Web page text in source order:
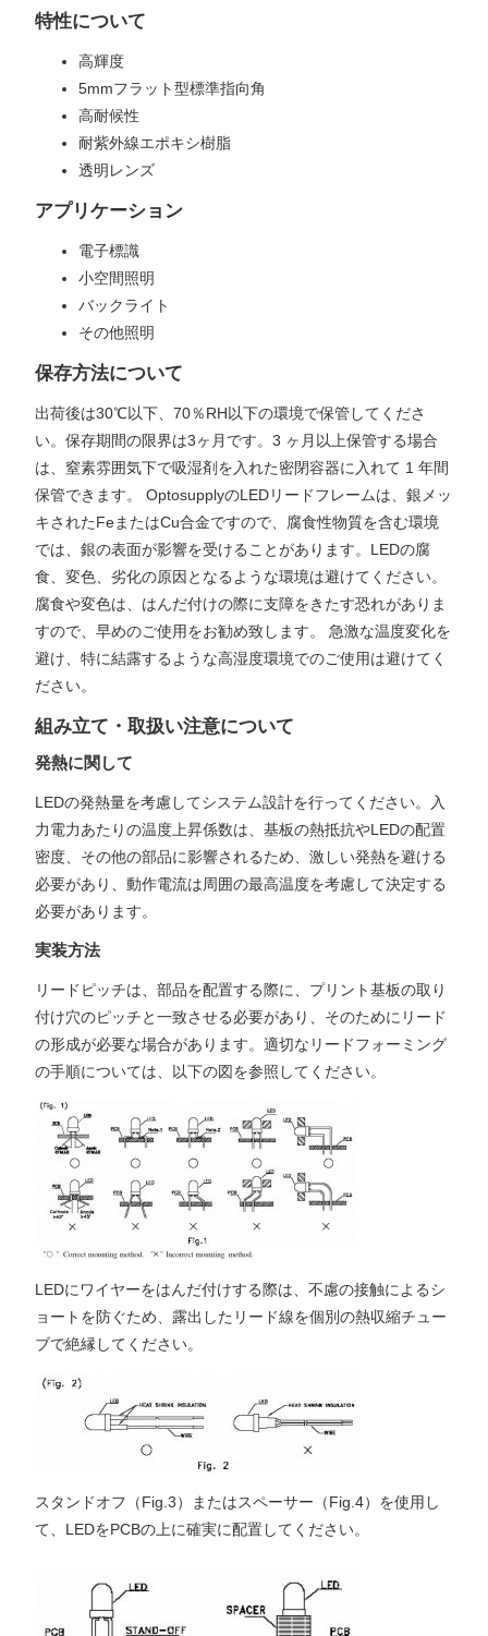
特性について
高輝度
5mmフラット型標準指向角
高耐候性
耐紫外線エポキシ樹脂
透明レンズ
アプリケーション
電子標識
小空間照明
バックライト
その他照明
保存方法について
出荷後は30℃以下、70％RH以下の環境で保管してくださ
い。保存期間の限界は3ヶ月です。3 ヶ月以上保管する場合
は、窒素雰囲気下で吸湿剤を入れた密閉容器に入れて 1 年間
保管できます。 OptosupplyのLEDリードフレームは、銀メッ
キされたFeまたはCu合金ですので、腐食性物質を含む環境
では、銀の表面が影響を受けることがあります。LEDの腐
食、変色、劣化の原因となるような環境は避けてください。
腐食や変色は、はんだ付けの際に支障をきたす恐れがありま
すので、早めのご使用をお勧め致します。 急激な温度変化を
避け、特に結露するような高湿度環境でのご使用は避けてく
ださい。
組み立て・取扱い注意について
発熱に関して
LEDの発熱量を考慮してシステム設計を行ってください。入
力電力あたりの温度上昇係数は、基板の熱抵抗やLEDの配置
密度、その他の部品に影響されるため、激しい発熱を避ける
必要があり、動作電流は周囲の最高温度を考慮して決定する
必要があります。
実装方法
リードピッチは、部品を配置する際に、プリント基板の取り
付け穴のピッチと一致させる必要があり、そのためにリード
の形成が必要な場合があります。適切なリードフォーミング
の手順については、以下の図を参照してください。
LEDにワイヤーをはんだ付けする際は、不慮の接触によるシ
ョートを防ぐため、露出したリード線を個別の熱収縮チュー
ブで絶縁してください。
スタンドオフ（Fig.3）またはスペーサー（Fig.4）を使用し
て、LEDをPCBの上に確実に配置してください。